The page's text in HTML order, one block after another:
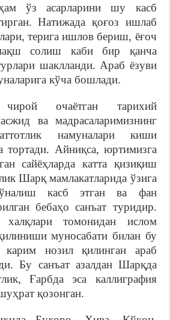
ўз асарларини шу касб
Натижада қоғоз ишлаб
терига ишлов бериш, ёғоч
солиш каби бир қанча
шаклланди. Араб ёзуви
кўча бошлади.
очаётган тарихий
ва мадрасаларимизнинг
намуналари киши
тортади. Айниқса, юртимизга
сайёҳларда катта қизиқиш
Шарқ мамлакатларида ўзига
касб этган ва фан
бебаҳо санъат туридир.
томонидан ислом
муносабати билан бу
карим нозил қилинган араб
Бу санъат азалдан Шарқда
Ғарбда эса каллиграфия
қозонган.